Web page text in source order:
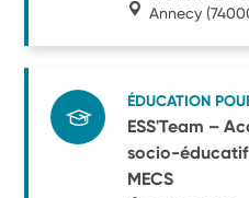
Annecy
ÉDUCATION
ESS'Team –
socio-éducatif
MECS